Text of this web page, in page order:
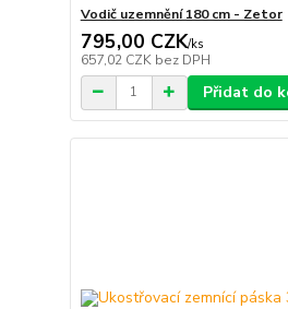
Vodič uzemnění 180 cm - Zetor
795,00 CZK/ks
657,02 CZK bez DPH
Přidat do